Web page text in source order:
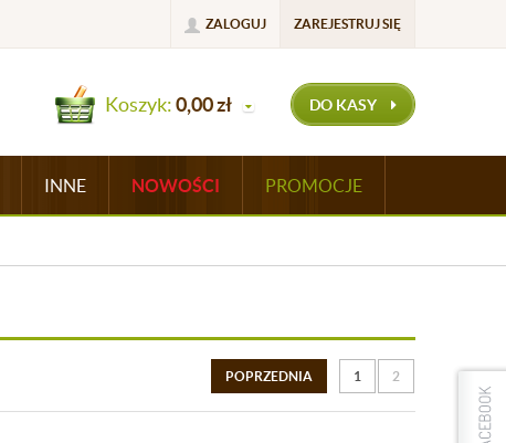
ZALOGUJ ZAREJESTRUJ SIĘ
Koszyk:0,00zł DO KASY
INNE NOWOŚCI PROMOCJE
POPRZEDNIA 1 2